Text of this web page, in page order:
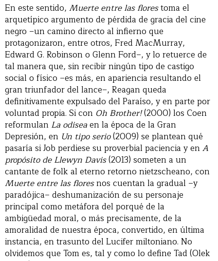
En este sentido, Muerte entre las florestoma el
arquetípico argumento de pérdida de gracia del cine
negro –un camino directo al infierno que
protagonizaron, entre otros, Fred MacMurray,
Edward G. Robinson o Glenn Ford–, y lo retuerce de
tal manera que, sin recibir ningún tipo de castigo
social o físico –es más, en apariencia resultando el
gran triunfador del lance–, Reagan queda
definitivamente expulsado del Paraíso, y en parte por
voluntad propia. Si con Oh Brother!(2000) los Coen
reformulan La odiseaen la época de la Gran
Depresión, en Un tipo serio(2009) se plantean qué
pasaría si Job perdiese su proverbial paciencia y enA
propósito de Llewyn Davis(2013) someten a un
cantante de folk al eterno retorno nietzscheano, con
Muerte entre las floresnos cuentan la gradual –y
paradójica– deshumanización de su personaje
principal como metáfora del porqué de la
ambigüedad moral, o más precisamente, de la
amoralidad de nuestra época, convertido, en última
instancia, en trasunto del Lucifer miltoniano. No
olvidemos que Tom es, tal y como lo define Tad (Olek